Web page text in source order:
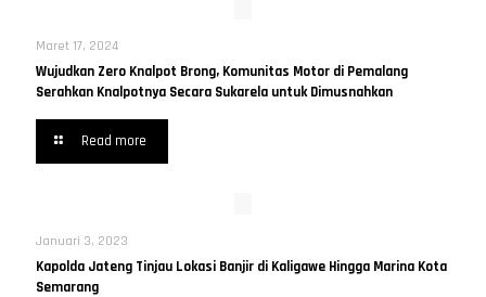
Maret 17, 2024
Wujudkan Zero Knalpot Brong, Komunitas Motor di Pemalang
Serahkan Knalpotnya Secara Sukarela untuk Dimusnahkan
Read more
Januari 3, 2023
Kapolda Jateng Tinjau Lokasi Banjir di Kaligawe Hingga Marina Kota
Semarang